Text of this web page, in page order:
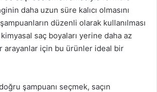
daha uzun süre kalıcı olmasını
düzenli olarak kullanılması
saç boyaları yerine daha az
arayanlar için bu ürünler ideal bir
şampuanı seçmek, saçın